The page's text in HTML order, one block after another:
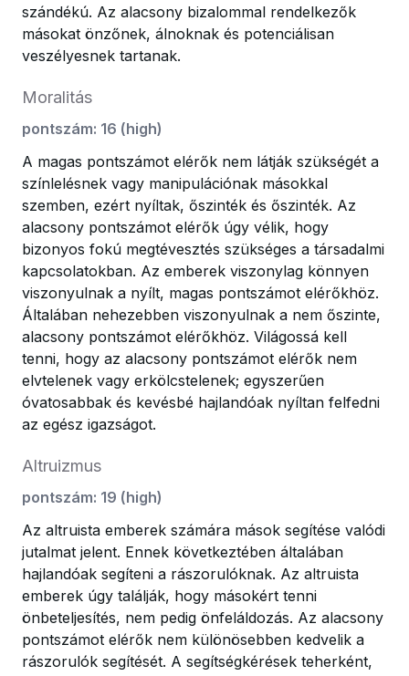
szándékú. Az alacsony bizalommal rendelkezők
másokat önzőnek, álnoknak és potenciálisan
veszélyesnek tartanak.
Moralitás
pontszám: 16 (high)
A magas pontszámot elérők nem látják szükségét a
színlelésnek vagy manipulációnak másokkal
szemben, ezért nyíltak, őszinték és őszinték. Az
alacsony pontszámot elérők úgy vélik, hogy
bizonyos fokú megtévesztés szükséges a társadalmi
kapcsolatokban. Az emberek viszonylag könnyen
viszonyulnak a nyílt, magas pontszámot elérőkhöz.
Általában nehezebben viszonyulnak a nem őszinte,
alacsony pontszámot elérőkhöz. Világossá kell
tenni, hogy az alacsony pontszámot elérők nem
elvtelenek vagy erkölcstelenek; egyszerűen
óvatosabbak és kevésbé hajlandóak nyíltan felfedni
az egész igazságot.
Altruizmus
pontszám: 19 (high)
Az altruista emberek számára mások segítése valódi
jutalmat jelent. Ennek következtében általában
hajlandóak segíteni a rászorulóknak. Az altruista
emberek úgy találják, hogy másokért tenni
önbeteljesítés, nem pedig önfeláldozás. Az alacsony
pontszámot elérők nem különösebben kedvelik a
rászorulók segítését. A segítségkérések teherként,